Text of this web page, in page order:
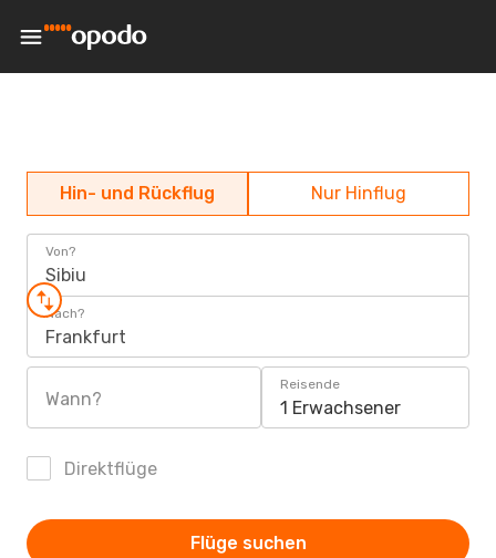
Hin- und Rückflug Nur Hinflug
Von?
Sibiu
Nach?
Frankfurt
Wann?
Reisende
1 Erwachsener
Direktflüge
Flüge suchen